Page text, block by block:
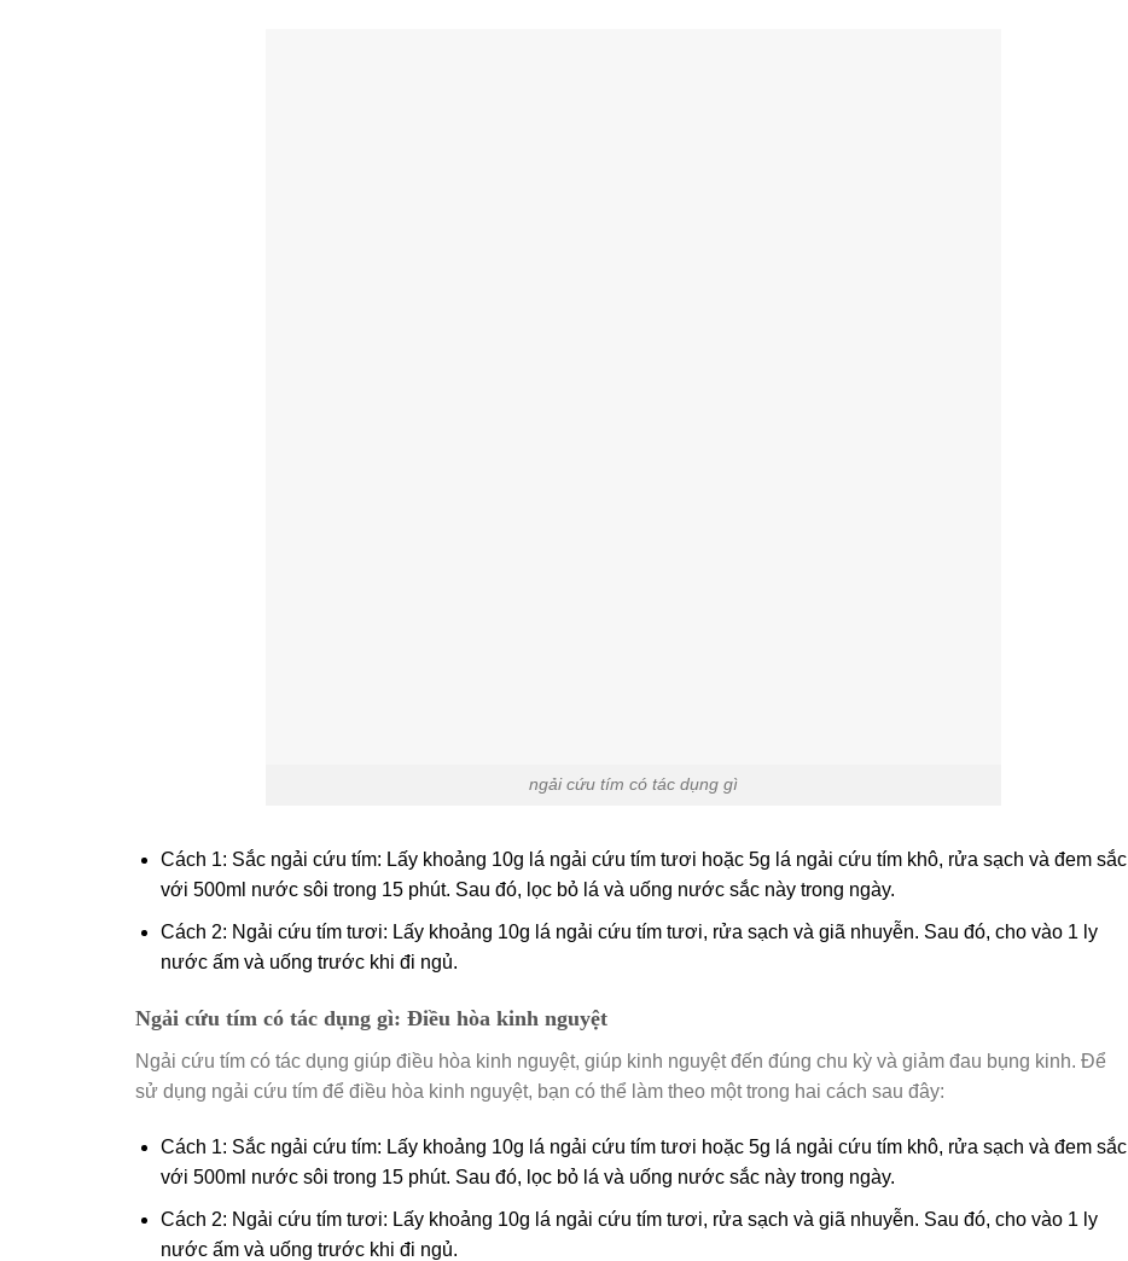
ngải cứu tím có tác dụng gì
Cách 1: Sắc ngải cứu tím: Lấy khoảng 10g lá ngải cứu tím tươi hoặc 5g lá ngải cứu tím khô, rửa sạch và đem sắc
với 500ml nước sôi trong 15 phút. Sau đó, lọc bỏ lá và uống nước sắc này trong ngày.
Cách 2: Ngải cứu tím tươi: Lấy khoảng 10g lá ngải cứu tím tươi, rửa sạch và giã nhuyễn. Sau đó, cho vào 1 ly
nước ấm và uống trước khi đi ngủ.
Ngải cứu tím có tác dụng gì: Điều hòa kinh nguyệt
Ngải cứu tím có tác dụng giúp điều hòa kinh nguyệt, giúp kinh nguyệt đến đúng chu kỳ và giảm đau bụng kinh. Để
sử dụng ngải cứu tím để điều hòa kinh nguyệt, bạn có thể làm theo một trong hai cách sau đây:
Cách 1: Sắc ngải cứu tím: Lấy khoảng 10g lá ngải cứu tím tươi hoặc 5g lá ngải cứu tím khô, rửa sạch và đem sắc
với 500ml nước sôi trong 15 phút. Sau đó, lọc bỏ lá và uống nước sắc này trong ngày.
Cách 2: Ngải cứu tím tươi: Lấy khoảng 10g lá ngải cứu tím tươi, rửa sạch và giã nhuyễn. Sau đó, cho vào 1 ly
nước ấm và uống trước khi đi ngủ.